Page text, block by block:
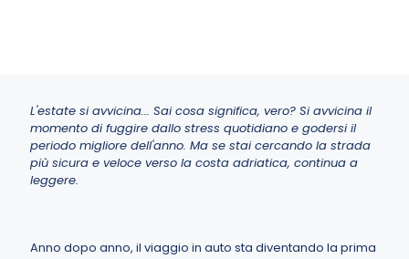
L'estate si avvicina... Sai cosa significa, vero? Si avvicina il
momento di fuggire dallo stress quotidiano e godersi il
periodo migliore dell'anno. Ma se stai cercando la strada
più sicura e veloce verso la costa adriatica, continua a
leggere.
Anno dopo anno, il viaggio in auto sta diventando la prima